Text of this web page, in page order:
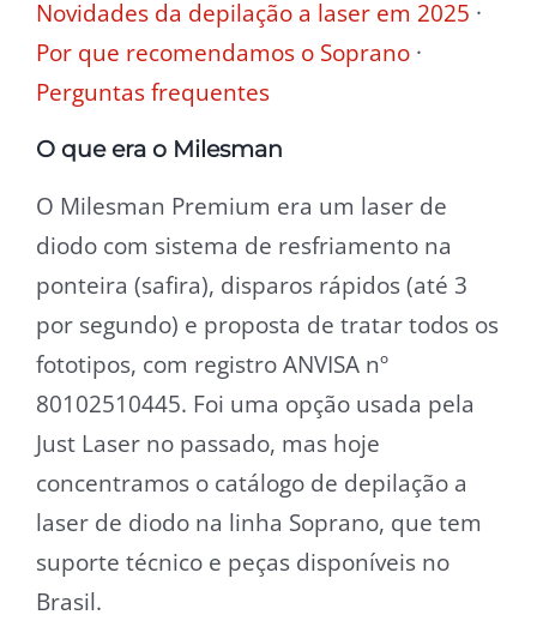
Novidades da depilação a laser em 2025 ·
Por que recomendamos o Soprano ·
Perguntas frequentes
O que era o Milesman
O Milesman Premium era um laser de
diodo com sistema de resfriamento na
ponteira (safira), disparos rápidos (até 3
por segundo) e proposta de tratar todos os
fototipos, com registro ANVISA nº
80102510445. Foi uma opção usada pela
Just Laser no passado, mas hoje
concentramos o catálogo de depilação a
laser de diodo na linha Soprano, que tem
suporte técnico e peças disponíveis no
Brasil.